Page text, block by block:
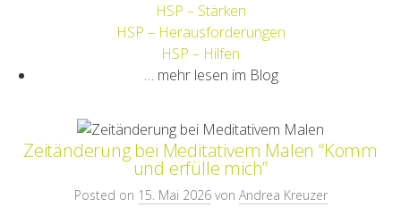
HSP – Stärken
HSP – Herausforderungen
HSP – Hilfen
… mehr lesen im Blog
Zeitänderung bei Meditativem Malen “Komm
und erfülle mich”
Posted on 15. Mai 2026 von Andrea Kreuzer